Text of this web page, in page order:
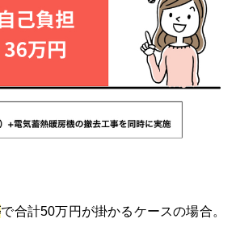
で合計50万円が掛かるケースの場合。